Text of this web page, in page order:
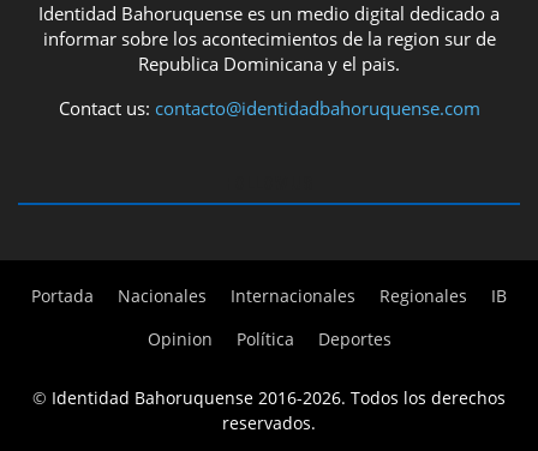
Identidad Bahoruquense es un medio digital dedicado a
informar sobre los acontecimientos de la region sur de
Republica Dominicana y el pais.
Contact us: contacto@identidadbahoruquense.com
Portada Nacionales Internacionales Regionales
IB
Opinion
Política Deportes
© Identidad Bahoruquense 2016-2026. Todos los derechos
reservados.